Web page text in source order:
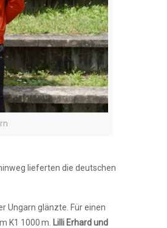
lieferten die deutschen
Ungarn glänzte. Für einen
K1 1000 m. Lilli Erhard und